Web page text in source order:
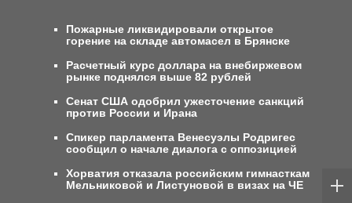
Пожарные ликвидировали открытое
горение на складе автомасел в Брянске
Расчетный курс доллара на внебиржевом
рынке поднялся выше 82 рублей
Сенат США одобрил ужесточение санкций
против России и Ирана
Спикер парламента Венесуэлы Родригес
сообщил о начале диалога с оппозицией
Хорватия отказала российским гимнасткам
Мельниковой и Листуновой в визах на ЧЕ